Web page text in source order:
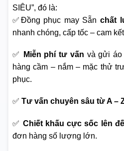
SIÊU”, đó là:
✅Đồng phục may Sẵn chất
nhanh chóng, cấp tốc – cam
✅ Miễn phí tư vấn và gửi áo
hàng cầm – nắm – mặc thử
phục.
✅ Tư vấn chuyên sâu từ A –
✅ Chiết khấu cực sốc lên
đơn hàng số lượng lớn.